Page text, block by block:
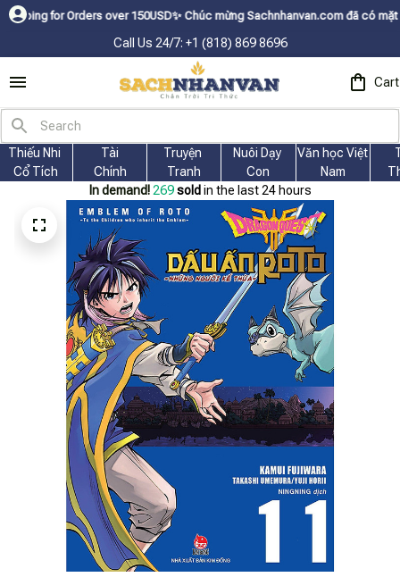
Orders over 150USDㅤ✨Chúc mừng Sachnhanvan.com đã có mặt hơn 200
Call Us 24/7: +1 (818) 869 8696
Cart
Thiếu Nhi
Cổ Tích
Tài
Chính
Truyện
Tranh
Nuôi Dạy
Con
Văn học Việt
Nam
In demand! 273 sold in the last 24 hours